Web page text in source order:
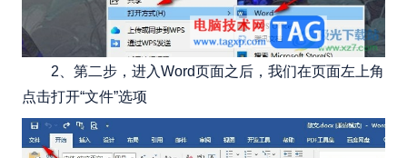
2、第二步，进入Word页面之后，我们在页面左上角
点击打开“文件”选项